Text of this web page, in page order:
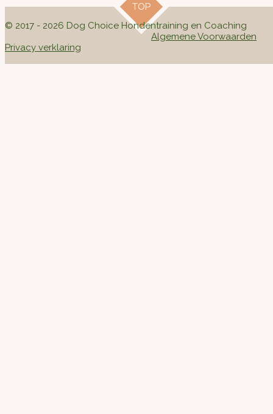
TOP
© 2017 - 2026 Dog Choice Hondentraining en Coaching
Algemene Voorwaarden
Privacy verklaring